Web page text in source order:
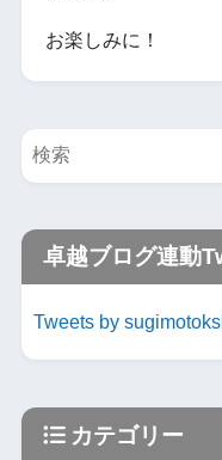
お楽しみに！
卓越ブログ連動
Tweets by
カテゴリー